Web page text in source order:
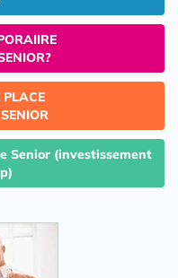
PLACE
Senior (investissement